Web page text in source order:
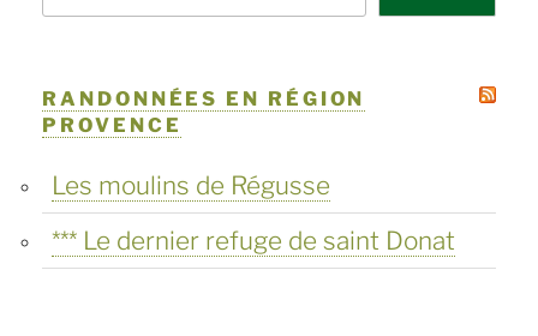
village
troglodytique
du
RANDONNÉES EN RÉGION
PROVENCE
Les moulins de Régusse
*** Le dernier refuge de saint Donat